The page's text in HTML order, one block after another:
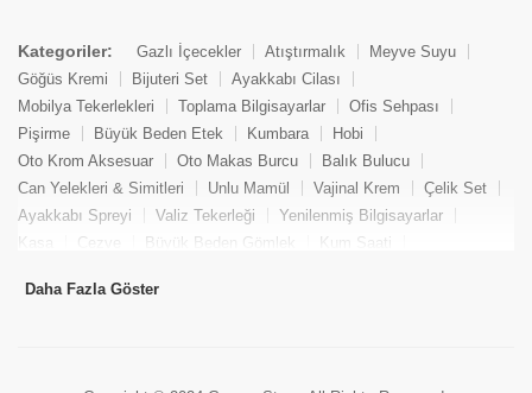
Kategoriler: Gazlı İçecekler Atıştırmalık
Meyve Suyu
Göğüs Kremi
Bijuteri Set
Ayakkabı Cilası
Mobilya Tekerlekleri
Toplama Bilgisayarlar
Ofis Sehpası
Pişirme
Büyük Beden Etek Kumbara
Hobi
Oto Krom Aksesuar
Oto Makas Burcu
Balık Bulucu
Can Yelekleri & Simitleri
Unlu Mamül Vajinal Krem
Çelik Set
Ayakkabı Spreyi
Valiz Tekerleği
Yenilenmiş Bilgisayarlar
Kasa
Cezve Büyük Beden Gömlek
Kum Saati
Tekne Bağlama & Demirleme
Daha Fazla Göster